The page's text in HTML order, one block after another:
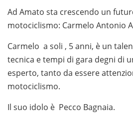
Ad Amato sta crescendo un
motociclismo: Carmelo Antonio
Carmelo a soli , 5 anni, è un
tecnica e tempi di gara degni di
esperto, tanto da essere
motociclismo.
Il suo idolo è Pecco Bagnaia.